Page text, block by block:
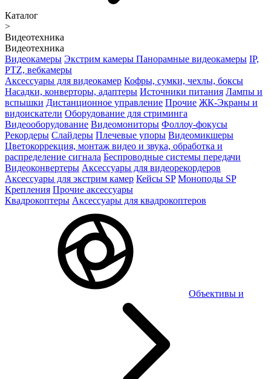
Каталог
>
Видеотехника
Видеотехника
Видеокамеры Экстрим камеры Панорамные видеокамеры IP,
PTZ, вебкамеры
Аксессуары для видеокамер Кофры, сумки, чехлы, боксы
Насадки, конверторы, адаптеры Источники питания Лампы и
вспышки Дистанционное управление Прочие ЖК-Экраны и
видоискатели Оборудование для стриминга
Видеооборудование Видеомониторы Фоллоу-фокусы
Рекордеры Слайдеры Плечевые упоры Видеомикшеры
Цветокоррекция, монтаж видео и звука, обработка и
распределение сигнала Беспроводные системы передачи
Видеоконвертеры Аксессуары для видеорекордеров
Аксессуары для экстрим камер Кейсы SP Моноподы SP
Крепления Прочие аксессуары
Квадрокоптеры Аксессуары для квадрокоптеров
Объективы и